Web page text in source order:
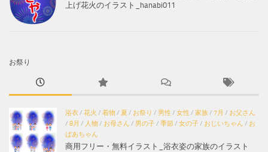
上げ花火のイラスト_hanabi011
お祭り
浴衣/ 花火 / 着物/ 夏 / お祭り / 男性 / 女性 / 家族/ 7月 / お父さん
/ 8月 / 人物/ お母さん / 男の子/ 季節/ 女の子/ おじいちゃん / お
ばあちゃん
商用フリー・無料イラスト_浴衣姿の家族のイラスト